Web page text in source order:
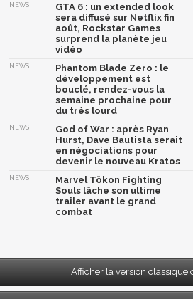
NEWS
GTA 6 : un extended look
sera diffusé sur Netflix fin
août, Rockstar Games
surprend la planète jeu
vidéo
NEWS
Phantom Blade Zero : le
développement est
bouclé, rendez-vous la
semaine prochaine pour
du très lourd
NEWS
God of War : après Ryan
Hurst, Dave Bautista serait
en négociations pour
devenir le nouveau Kratos
NEWS
Marvel Tōkon Fighting
Souls lâche son ultime
trailer avant le grand
combat
Afficher la version classique